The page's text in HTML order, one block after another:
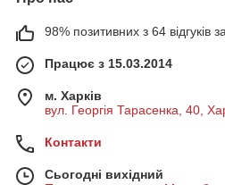
98% позитивних з 64 відгуків
Працює з 15.03.2014
м. Харків
вул. Георгія Тарасенка, 40,
Контакти
Сьогодні вихідний